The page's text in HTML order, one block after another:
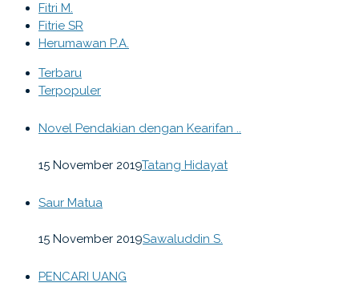
Fitri M.
Fitrie SR
Herumawan P.A.
Terbaru
Terpopuler
Novel Pendakian dengan Kearifan ..
15 November 2019Tatang Hidayat
Saur Matua
15 November 2019Sawaluddin S.
PENCARI UANG